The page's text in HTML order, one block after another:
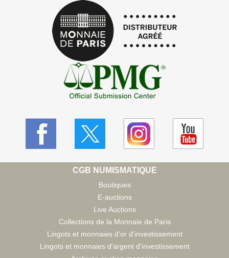
CGB NUMISMATIQUE
Boutiques
E-auctions
Live Auctions
Collections de la Monnaie de Paris
Lingots et monnaies d'or d'investissement
Lingots et monnaies d'argent d'investissement